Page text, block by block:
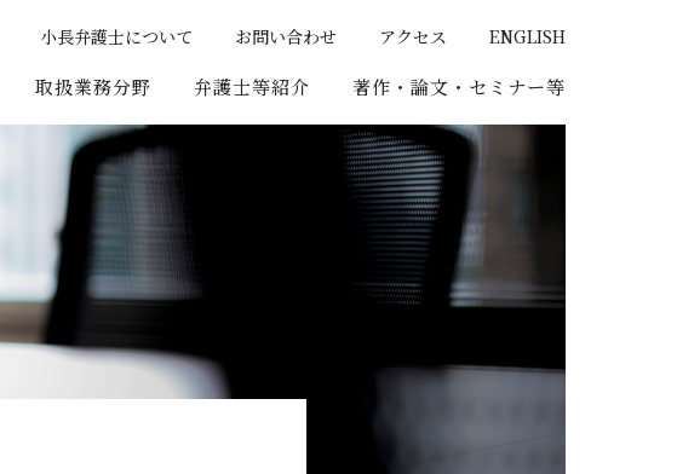
小長弁護士について お問い合わせ アクセス ENGLISH
取扱業務分野 弁護士等紹介 著作・論⽂・セミナー等